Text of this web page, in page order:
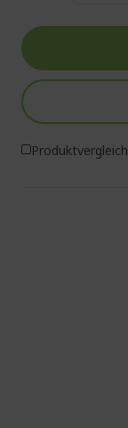
Produktvergleich